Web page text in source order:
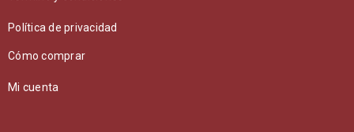
Política de privacidad
Cómo comprar
Mi cuenta